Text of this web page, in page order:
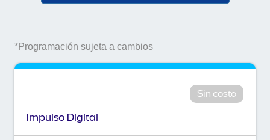
*Programación sujeta a cambios
Sin costo
Impulso Digital